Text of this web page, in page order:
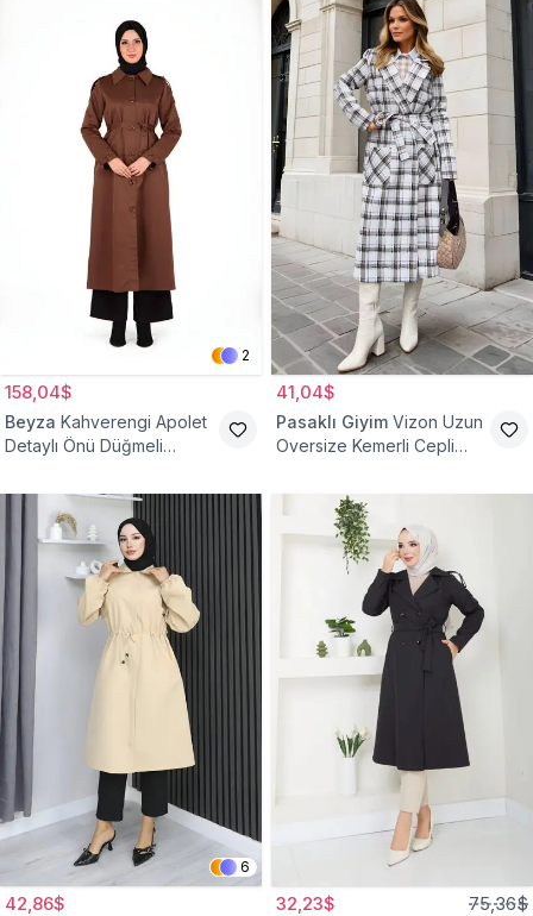
2
158,04$
Beyza Kahverengi Apolet
Detaylı Önü Düğmeli
41,04$
Pasaklı Giyim Vizon Uzun
Oversize Kemerli Cepli
6
42,86$ 32,23$ 75,36$